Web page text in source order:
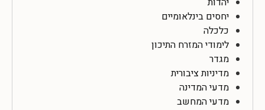
יחסים בינלאומיים
כלכלה
לימודי המזרח התיכון
מגדר
מדיניות ציבורית
מדעי המדינה
מדעי המחשב